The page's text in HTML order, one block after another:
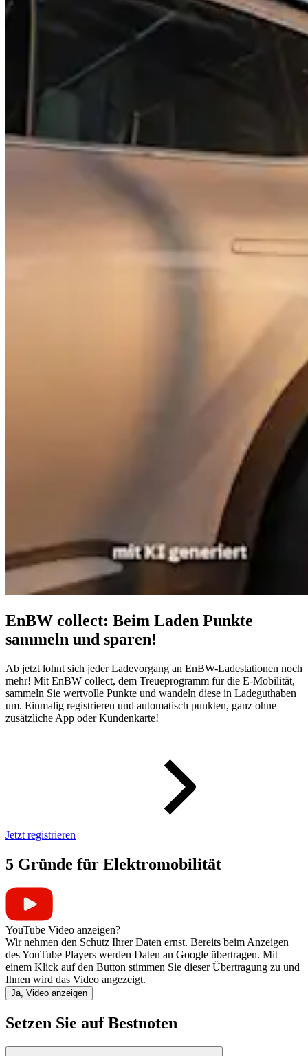
EnBW collect: Beim Laden Punkte
sammeln und sparen!
Ab jetzt lohnt sich jeder Ladevorgang an EnBW-Ladestationen noch
mehr! Mit EnBW collect, dem Treueprogramm für die E-Mobilität,
sammeln Sie wertvolle Punkte und wandeln diese in Ladeguthaben
um. Einmalig registrieren und automatisch punkten, ganz ohne
zusätzliche App oder Kundenkarte!
Jetzt registrieren
5 Gründe für Elektromobilität
YouTube Video anzeigen?
Wir nehmen den Schutz Ihrer Daten ernst. Bereits beim Anzeigen
des YouTube Players werden Daten an Google übertragen. Mit
einem Klick auf den Button stimmen Sie dieser Übertragung zu und
Ihnen wird das Video angezeigt.
Ja, Video anzeigen
Setzen Sie auf Bestnoten